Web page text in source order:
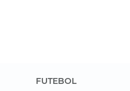
FUTEBOL